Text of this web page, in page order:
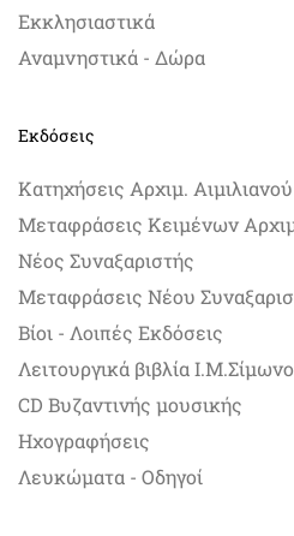
Εκκλησιαστικά
Αναμνηστικά - Δώρα
Εκδόσεις
Κατηχήσεις Αρχιμ. Αιμιλιανού
Μεταφράσεις Κειμένων
Νέος Συναξαριστής
Μεταφράσεις Νέου
Βίοι - Λοιπές Εκδόσεις
Λειτουργικά βιβλία
CD Βυζαντινής μουσικής
Ηχογραφήσεις
Λευκώματα - Οδηγοί